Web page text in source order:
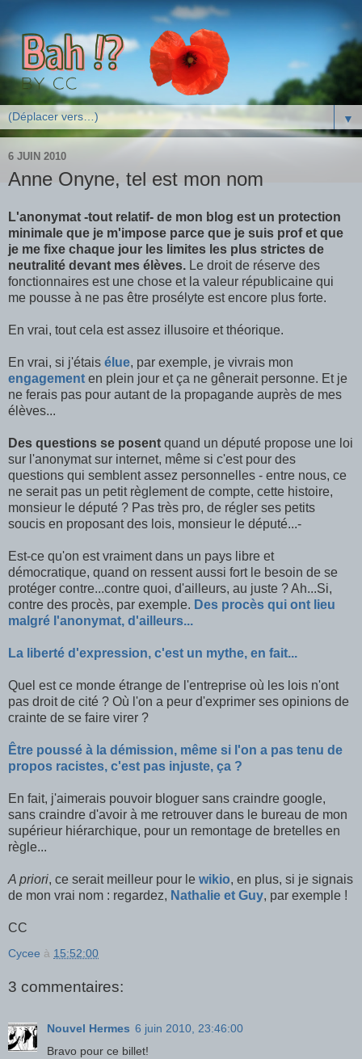
▼
6 JUIN 2010
Anne Onyne, tel est mon nom
L'anonymat -tout relatif- de mon blog est un protection
minimale que je m'impose parce que je suis prof et que
je me fixe chaque jour les limites les plus strictes de
neutralité devant mes élèves. Le droit de réserve des
fonctionnaires est une chose et la valeur républicaine qui
me pousse à ne pas être prosélyte est encore plus forte.
En vrai, tout cela est assez illusoire et théorique.
En vrai, si j'étais élue, par exemple, je vivrais mon
engagement en plein jour et ça ne gênerait personne. Et je
ne ferais pas pour autant de la propagande auprès de mes
élèves...
Des questions se posent quand un député propose une loi
sur l'anonymat sur internet, même si c'est pour des
questions qui semblent assez personnelles - entre nous, ce
ne serait pas un petit règlement de compte, cette histoire,
monsieur le député ? Pas très pro, de régler ses petits
soucis en proposant des lois, monsieur le député...-
Est-ce qu'on est vraiment dans un pays libre et
démocratique, quand on ressent aussi fort le besoin de se
protéger contre...contre quoi, d'ailleurs, au juste ? Ah...Si,
contre des procès, par exemple. Des procès qui ont lieu
malgré l'anonymat, d'ailleurs...
La liberté d'expression, c'est un mythe, en fait...
Quel est ce monde étrange de l'entreprise où les lois n'ont
pas droit de cité ? Où l'on a peur d'exprimer ses opinions de
crainte de se faire virer ?
Être poussé à la démission, même si l'on a pas tenu de
propos racistes, c'est pas injuste, ça ?
En fait, j'aimerais pouvoir bloguer sans craindre google,
sans craindre d'avoir à me retrouver dans le bureau de mon
supérieur hiérarchique, pour un remontage de bretelles en
règle...
A priori, ce serait meilleur pour le wikio, en plus, si je signais
de mon vrai nom : regardez, Nathalie et Guy, par exemple !
CC
Cycee à 15:52:00
3 commentaires:
Nouvel Hermes 6 juin 2010, 23:46:00
Bravo pour ce billet!